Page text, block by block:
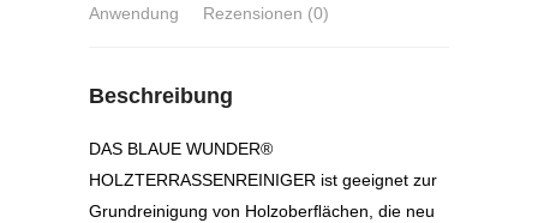
Anwendung Rezensionen (0)
Beschreibung
DAS BLAUE WUNDER®
HOLZTERRASSENREINIGER ist geeignet zur
Grundreinigung von Holzoberﬂächen, die neu